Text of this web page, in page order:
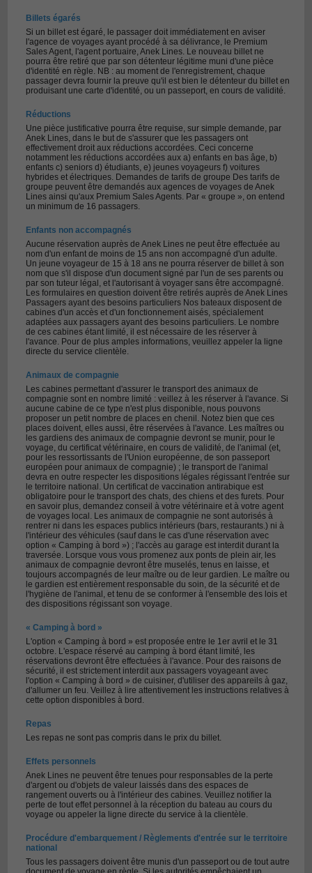
Billets égarés
Si un billet est égaré, le passager doit immédiatement en aviser
l'agence de voyages ayant procédé à sa délivrance, le Premium
Sales Agent, l'agent portuaire, Anek Lines. Le nouveau billet ne
pourra être retiré que par son détenteur légitime muni d'une pièce
d'identité en règle. NB : au moment de l'enregistrement, chaque
passager devra fournir la preuve qu'il est bien le détenteur du billet en
produisant une carte d'identité, ou un passeport, en cours de validité.
Réductions
Une pièce justificative pourra être requise, sur simple demande, par
Anek Lines, dans le but de s'assurer que les passagers ont
effectivement droit aux réductions accordées. Ceci concerne
notamment les réductions accordées aux a) enfants en bas âge, b)
enfants c) seniors d) étudiants, e) jeunes voyageurs f) voitures
hybrides et électriques. Demandes de tarifs de groupe Des tarifs de
groupe peuvent être demandés aux agences de voyages de Anek
Lines ainsi qu'aux Premium Sales Agents. Par « groupe », on entend
un minimum de 16 passagers.
Enfants non accompagnés
Aucune réservation auprès de Anek Lines ne peut être effectuée au
nom d'un enfant de moins de 15 ans non accompagné d'un adulte.
Un jeune voyageur de 15 à 18 ans ne pourra réserver de billet à son
nom que s'il dispose d'un document signé par l'un de ses parents ou
par son tuteur légal, et l'autorisant à voyager sans être accompagné.
Les formulaires en question doivent être retirés auprès de Anek Lines
Passagers ayant des besoins particuliers Nos bateaux disposent de
cabines d'un accès et d'un fonctionnement aisés, spécialement
adaptées aux passagers ayant des besoins particuliers. Le nombre
de ces cabines étant limité, il est nécessaire de les réserver à
l'avance. Pour de plus amples informations, veuillez appeler la ligne
directe du service clientèle.
Animaux de compagnie
Les cabines permettant d'assurer le transport des animaux de
compagnie sont en nombre limité : veillez à les réserver à l'avance. Si
aucune cabine de ce type n'est plus disponible, nous pouvons
proposer un petit nombre de places en chenil. Notez bien que ces
places doivent, elles aussi, être réservées à l'avance. Les maîtres ou
les gardiens des animaux de compagnie devront se munir, pour le
voyage, du certificat vétérinaire, en cours de validité, de l'animal (et,
pour les ressortissants de l'Union européenne, de son passeport
européen pour animaux de compagnie) ; le transport de l'animal
devra en outre respecter les dispositions légales régissant l'entrée sur
le territoire national. Un certificat de vaccination antirabique est
obligatoire pour le transport des chats, des chiens et des furets. Pour
en savoir plus, demandez conseil à votre vétérinaire et à votre agent
de voyages local. Les animaux de compagnie ne sont autorisés à
rentrer ni dans les espaces publics intérieurs (bars, restaurants.) ni à
l'intérieur des véhicules (sauf dans le cas d'une réservation avec
option « Camping à bord ») ; l'accès au garage est interdit durant la
traversée. Lorsque vous vous promenez aux ponts de plein air, les
animaux de compagnie devront être muselés, tenus en laisse, et
toujours accompagnés de leur maître ou de leur gardien. Le maître ou
le gardien est entièrement responsable du soin, de la sécurité et de
l'hygiène de l'animal, et tenu de se conformer à l'ensemble des lois et
des dispositions régissant son voyage.
« Camping à bord »
L'option « Camping à bord » est proposée entre le 1er avril et le 31
octobre. L'espace réservé au camping à bord étant limité, les
réservations devront être effectuées à l'avance. Pour des raisons de
sécurité, il est strictement interdit aux passagers voyageant avec
l'option « Camping à bord » de cuisiner, d'utiliser des appareils à gaz,
d'allumer un feu. Veillez à lire attentivement les instructions relatives à
cette option disponibles à bord.
Repas
Les repas ne sont pas compris dans le prix du billet.
Effets personnels
Anek Lines ne peuvent être tenues pour responsables de la perte
d'argent ou d'objets de valeur laissés dans des espaces de
rangement ouverts ou à l'intérieur des cabines. Veuillez notifier la
perte de tout effet personnel à la réception du bateau au cours du
voyage ou appeler la ligne directe du service à la clientèle.
Procédure d'embarquement / Règlements d'entrée sur le territoire
national
Tous les passagers doivent être munis d'un passeport ou de tout autre